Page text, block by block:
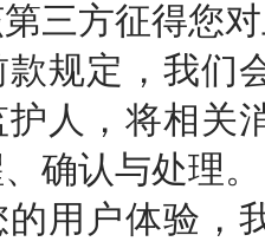
三方征得您
款规定，我们
人，将相关
确认与处理。
的用户体验，